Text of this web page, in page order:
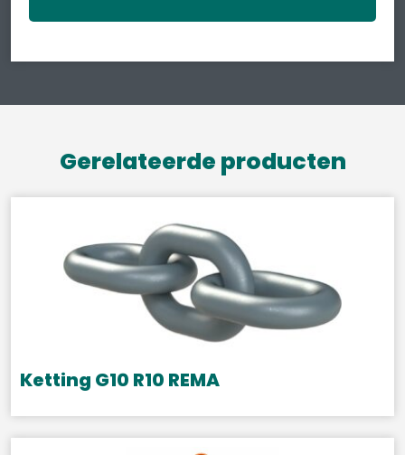
Gerelateerde producten
Ketting G10 R10 REMA